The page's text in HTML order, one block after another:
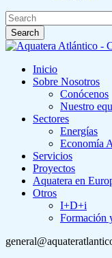
Search
Close
Menu
Inicio
Sobre Nosotros
Conócenos
Nuestro
Sectores
Energías
Economía
Servicios
Proyectos
Aquatera en
Otros
I+D+i
Formación